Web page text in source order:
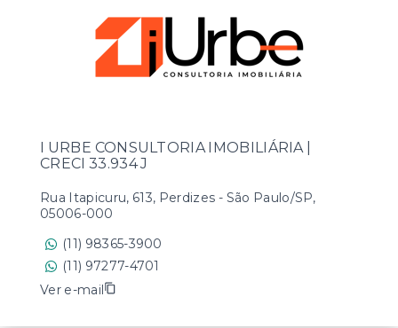
I URBE CONSULTORIA IMOBILIÁRIA |
CRECI 33.934 J
Rua Itapicuru, 613, Perdizes - São Paulo/SP,
05006-000
(11) 98365-3900
(11) 97277-4701
Ver e-mail